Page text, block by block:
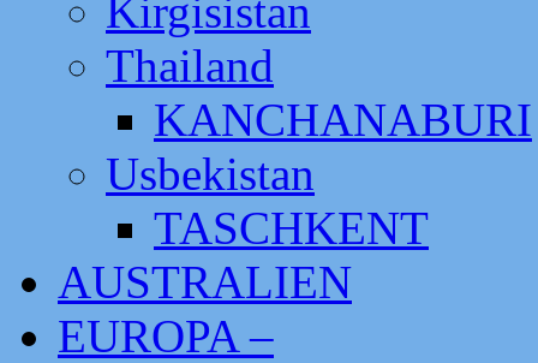
Kirgisistan
Thailand
KANCHANABURI
Usbekistan
TASCHKENT
AUSTRALIEN
EUROPA –